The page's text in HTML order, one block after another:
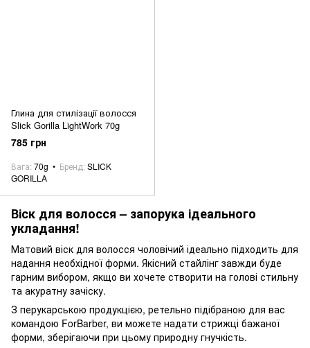
Глина для стилізації волосся
Slick Gorilla LightWork 70g
785 грн
Вага 70g Бренд SLICK
GORILLA
Віск для волосся – запорука ідеального
укладання!
Матовий віск для волосся чоловічий ідеально підходить для
надання необхідної форми. Якісний стайлінг завжди буде
гарним вибором, якщо ви хочете створити на голові стильну
та акуратну зачіску.
З перукарською продукцією, ретельно підібраною для вас
командою ForBarber, ви можете надати стрижці бажаної
форми, зберігаючи при цьому природну гнучкість.